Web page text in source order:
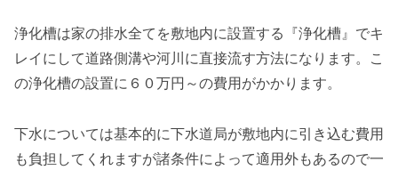
浄化槽は家の排水全てを敷地内に設置する『浄化槽』でキ
レイにして道路側溝や河川に直接流す方法になります。こ
の浄化槽の設置に６０万円～の費用がかかります。
下水については基本的に下水道局が敷地内に引き込む費用
も負担してくれますが諸条件によって適用外もあるので一